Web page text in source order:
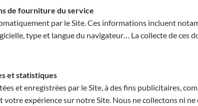
de fourniture du service
par le Site. Ces informations incluent
type et langue du navigateur… La collecte de ces
et statistiques
et enregistrées par le Site, à des fins publicitaires,
expérience sur notre Site. Nous ne collectons ni ne